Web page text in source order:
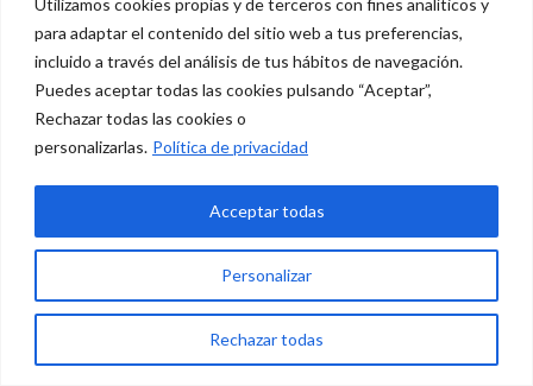
para adaptar el contenido del sitio web a tus preferencias,
incluido a través del análisis de tus hábitos de navegación.
Puedes aceptar todas las cookies pulsando “Aceptar”,
Rechazar todas las cookies o
personalizarlas. Política de privacidad
Personalizar
Rechazar todas
Acceptar todas
© 2026 Vidasana | All Rights
Reserved
Aviso legal
Política de devolución
monetaria
0,00 €